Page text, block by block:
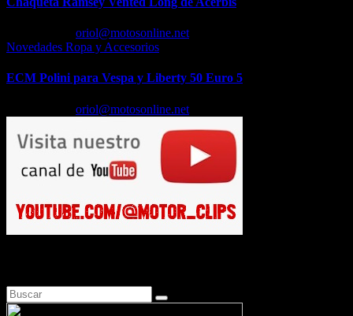
oriol@motosonline.net
Novedades Ropa y Accesorios
ECM Polini para Vespa y Liberty 50 Euro 5
oriol@motosonline.net